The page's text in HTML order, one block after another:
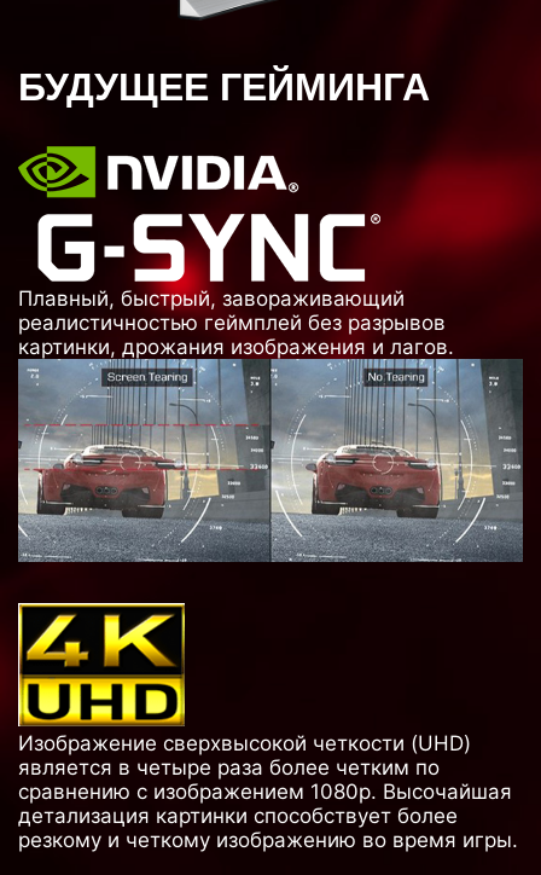
БУДУЩЕЕ ГЕЙМИНГА
Плавный, быстрый, завораживающий
реалистичностью геймплей без разрывов
картинки, дрожания изображения и лагов.
Изображение сверхвысокой четкости (UHD)
является в четыре раза более четким по
сравнению с изображением 1080p. Высочайшая
детализация картинки способствует более
резкому и четкому изображению во время игры.